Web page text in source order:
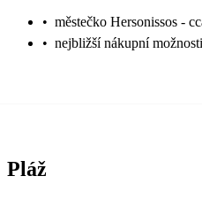
• městečko Hersonissos -
• nejbližší nákupní
Pláž